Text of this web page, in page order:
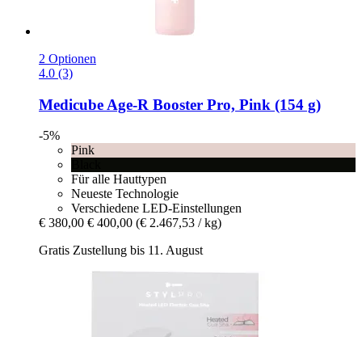
2 Optionen
4.0 (3)
Medicube Age-​R Booster Pro, Pink (154 g)
-5%
Pink
Für alle Hauttypen
Neueste Technologie
Verschiedene LED-Einstellungen
€ 380,00 € 400,00 (€ 2.467,53 / kg)
Gratis Zustellung bis 11. August